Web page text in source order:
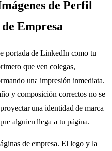
de Perfil
Empresa
portada de LinkedIn como tu
que ven colegas,
una impresión inmediata.
y composición correctos no se
una identidad de marca
alguien llega a tu página.
de empresa. El logo y la